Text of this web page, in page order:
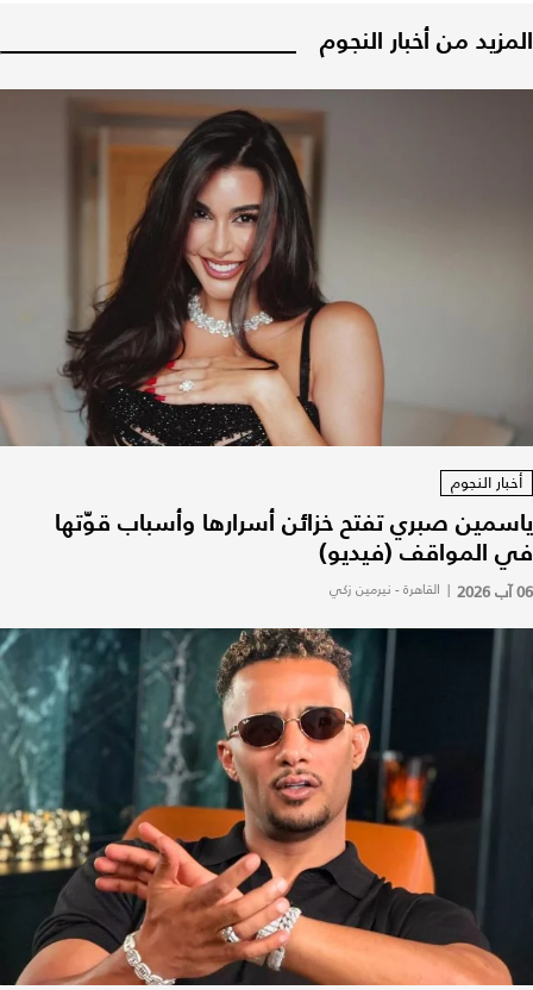
المزيد من أخبار النجوم
أخبار النجوم
ياسمين صبري تفتح خزائن أسرارها وأسباب قوّتها
في المواقف (فيديو)
06 آب 2026 | القاهرة - نيرمين زكي